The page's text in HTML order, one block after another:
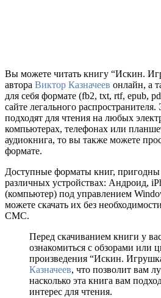
Вы можете читать книгу “Искин.
автора Виктор Казначеев онлайн, а
для себя формате (fb2, txt, rtf, epub,
сайте легального
подходят для чтения на любых
компьютерах, телефонах или
аудиокнига, то вы также можете
формате.
Доступные форматы книг, пригодны
различных устройствах: Андроид,
(компьютер) под управлением
можете скачать их без
СМС.
Перед скачиванием книги у
ознакомиться с обзорами или
произведения “Искин.
Казначеев, что позволит вам
насколько эта книга вам
интерес для чтения.